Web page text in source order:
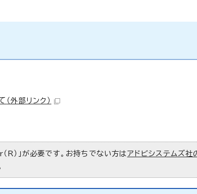
（外部リンク）
）」が必要です。お持ちでない方は アドビシステムズ社